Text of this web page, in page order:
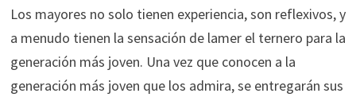
Los mayores no solo tienen experiencia, son reflexivos, y
a menudo tienen la sensación de lamer el ternero para la
generación más joven. Una vez que conocen a la
generación más joven que los admira, se entregarán sus